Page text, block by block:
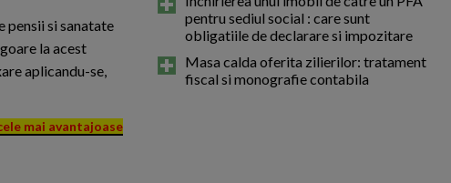
pensii si sanatate
la acest
aplicandu-se,
mai avantajoase
pentru sediul social : care sunt
obligatiile de declarare si impozitare
Masa calda oferita zilierilor: tratament
fiscal si monografie contabila